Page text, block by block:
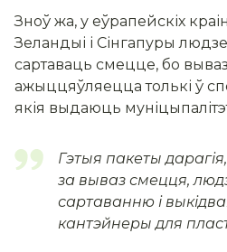
Зноў жа, у еўрапейскіх
Зеландыі і Сінгапуры
сартаваць смецце, бо
ажыццяўляецца толькі ў
якія выдаюць
Гэтыя пакеты
за вываз смецця,
сартаванню і
кантэйнеры для